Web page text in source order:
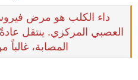
داء الكلب هو مرض
العصبي المركزي. ينتقل
المصابة،